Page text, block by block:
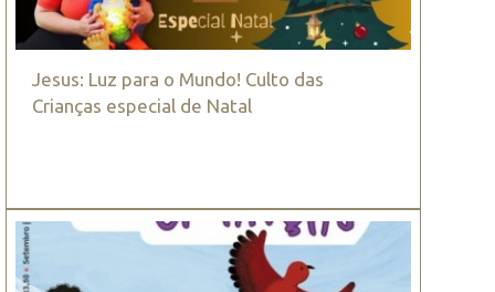
Jesus: Luz para o Mundo! Culto das
Crianças especial de Natal